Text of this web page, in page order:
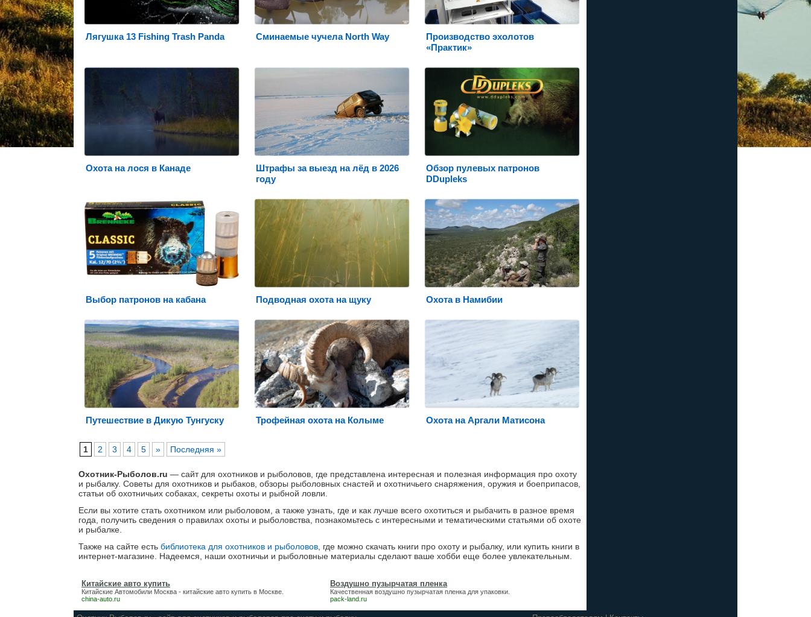
Лягушка 13 Fishing Trash Panda Сминаемые чучела North Way
Производство эхолотов
«Практик»
Охота на лося в Канаде
Штрафы за выезд на лёд в 2026
году
Обзор пулевых патронов
DDupleks
Выбор патронов на кабана Подводная охота на щуку Охота в Намибии
Путешествие в Дикую Тунгуску Трофейная охота на Колыме Охота на Аргали Матисона
1 2 3 4 5 » Последняя »
Охотник-Рыболов.ru — сайт для охотников и рыболовов, где представлена интересная и полезная информация про охоту
и рыбалку. Советы для охотников и рыбаков, обзоры рыболовных снастей и охотничьего снаряжения, оружия и боеприпасов,
статьи об охотничьих собаках, секреты охоты и рыбной ловли.
Если вы хотите стать охотником или рыболовом, а также узнать, где и как лучше всего охотиться и рыбачить в разное время
года, получить сведения о правилах охоты и рыболовства, познакомьтесь с интересными и тематическими статьями об охоте
и рыбалке.
Также на сайте есть библиотека для охотников и рыболовов , где можно скачать книги про охоту и рыбалку, или купить книги в
интернет-магазине. Надеемся, наши охотничьи и рыболовные материалы сделают ваше хобби еще более увлекательным.
Китайские авто купить
Китайские Автомобили Москва - китайские авто купить в Москве.
china-auto.ru
Воздушно пузырчатая пленка
Качественная воздушно пузырчатая пленка для упаковки.
pack-land.ru